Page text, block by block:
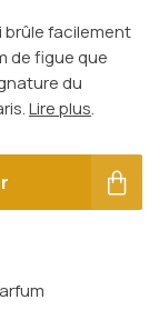
brûle facilement
de figue que
du
Lire plus.